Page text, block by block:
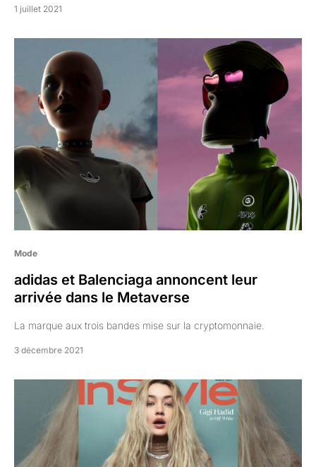
1 juillet 2021
Mode
adidas et Balenciaga annoncent leur
arrivée dans le Metaverse
La marque aux trois bandes mise sur la cryptomonnaie.
3 décembre 2021